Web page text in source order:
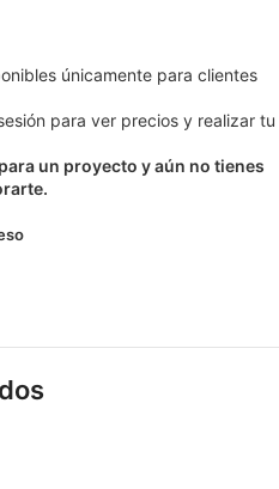
únicamente para clientes
para ver precios y realizar tu
un proyecto y aún no tienes